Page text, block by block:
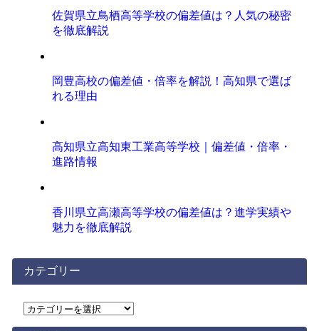
佐賀県立鳥栖高等学校の偏差値は？人気の秘密
を徹底解説
岡豊高校の偏差値・倍率を解説！高知県で選ば
れる理由
高知県立高知東工業高等学校｜偏差値・倍率・
進路情報
香川県立高瀬高等学校の偏差値は？進学実績や
魅力を徹底解説
カテゴリー
カ